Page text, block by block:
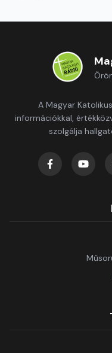
A Magyar
információkkal,
szolgálja